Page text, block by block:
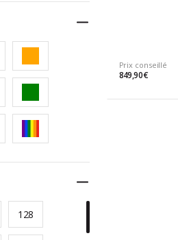
Replier
Replier
128
Prix conseillé
849,90 €